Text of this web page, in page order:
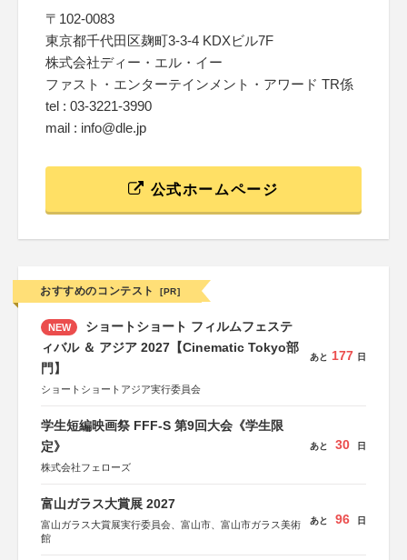
〒102-0083
東京都千代田区麹町3-3-4 KDXビル7F
株式会社ディー・エル・イー
ファスト・エンターテインメント・アワード TR係
tel : 03-3221-3990
mail : info@dle.jp
公式ホームページ
おすすめのコンテスト [PR]
NEW
ショートショート フィルムフェステ
ィバル ＆ アジア 2027【Cinematic Tokyo部
門】
ショートショートアジア実行委員会
あと 177 日
学生短編映画祭 FFF-S 第9回大会《学生限
定》
株式会社フェローズ
あと 30 日
富山ガラス大賞展 2027
富山ガラス大賞展実行委員会、富山市、富山市ガラス美術
館
あと 96 日